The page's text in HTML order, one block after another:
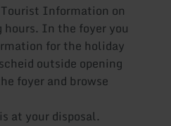
Information on
In the foyer you
for the holiday
outside opening
foyer and browse
at your disposal.